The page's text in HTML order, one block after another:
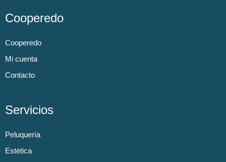
Cooperedo
Cooperedo
Mi cuenta
Contacto
Servicios
Peluquería
Estética